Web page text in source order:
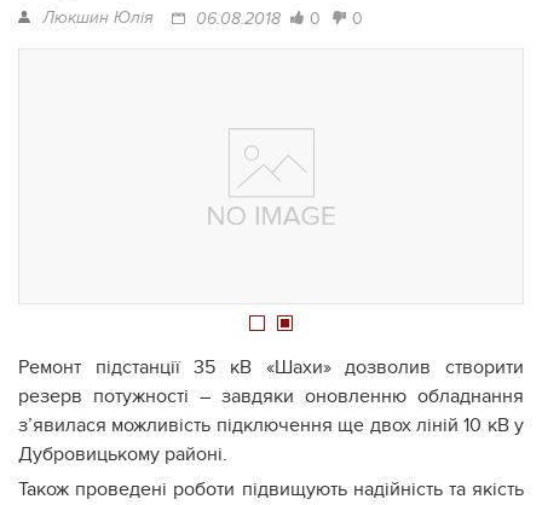
Люкшин Юлія 06.08.2018 0 0
1 2
Ремонт підстанції 35 кВ «Шахи» дозволив створити
резерв потужності – завдяки оновленню обладнання
з’явилася можливість підключення ще двох ліній 10 кВ у
Дубровицькому районі.
Також проведені роботи підвищують надійність та якість